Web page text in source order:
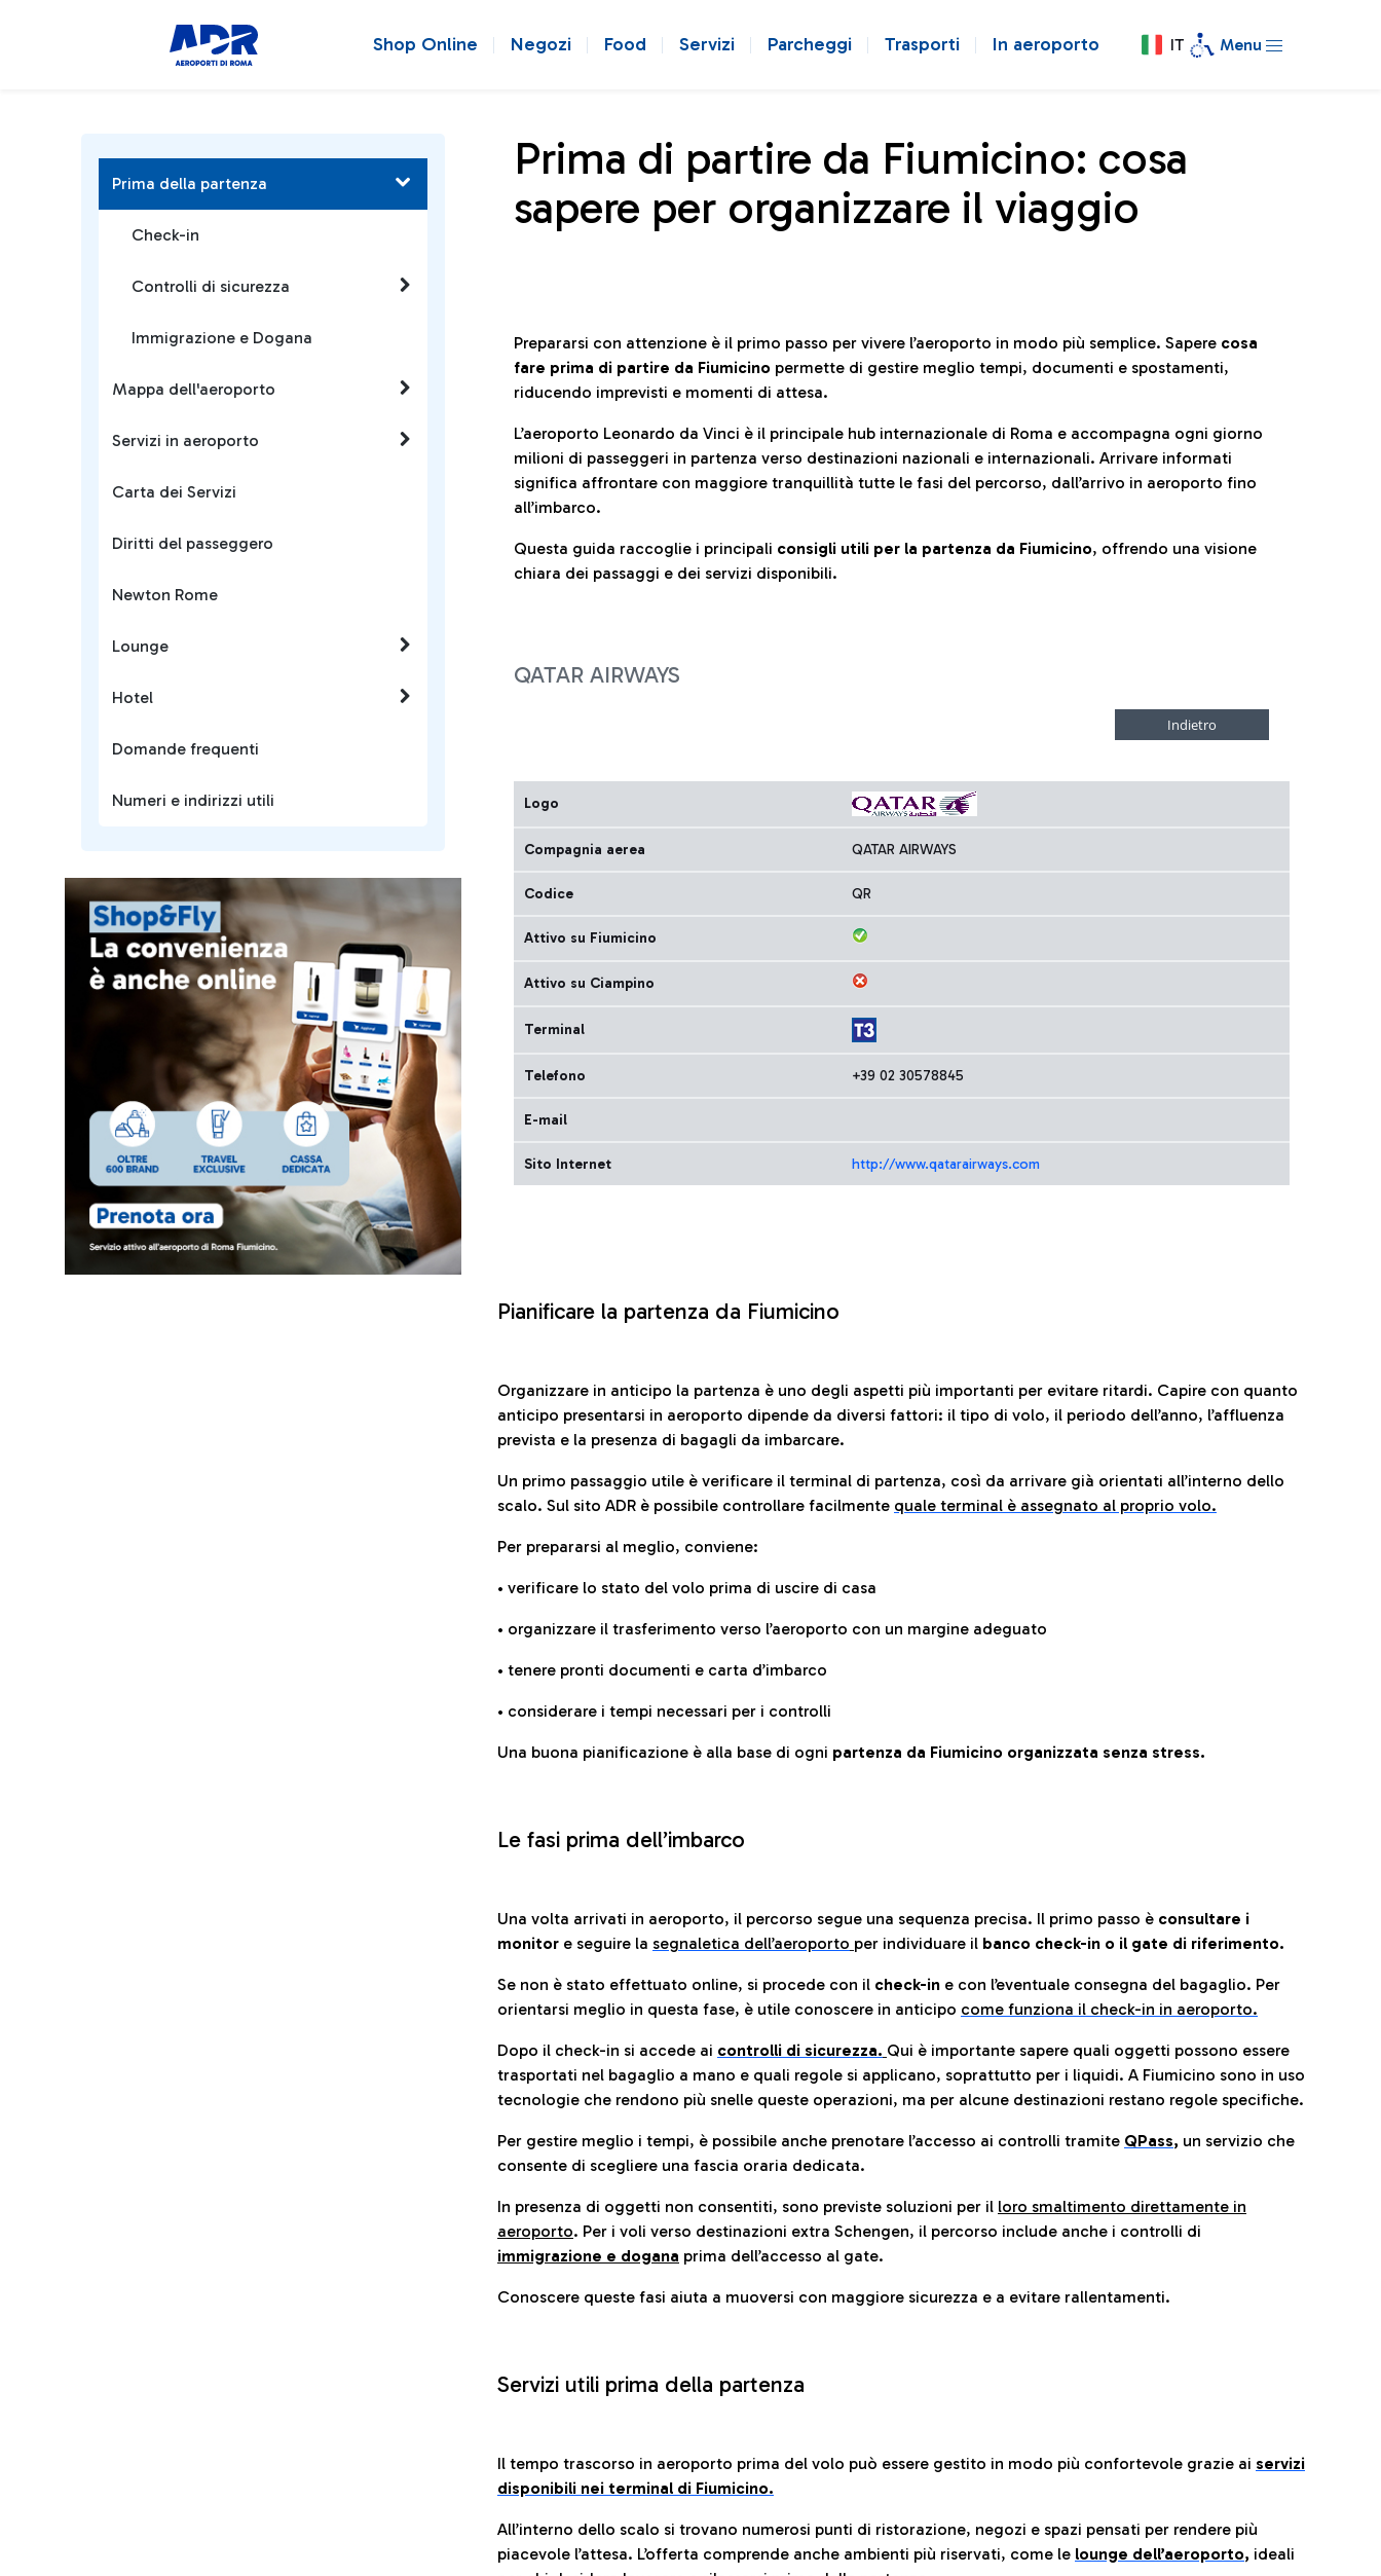
Shop Online Negozi Food Servizi Parcheggi Trasporti In aeroporto IT Menu
Prima di partire da Fiumicino: cosa
sapere per organizzare il viaggio
Prepararsi con attenzione è il primo passo per vivere l’aeroporto in modo più semplice. Sapere cosa
fare prima di partire da Fiumicino permette di gestire meglio tempi, documenti e spostamenti,
riducendo imprevisti e momenti di attesa.
L’aeroporto Leonardo da Vinci è il principale hub internazionale di Roma e accompagna ogni giorno
milioni di passeggeri in partenza verso destinazioni nazionali e internazionali. Arrivare informati
significa affrontare con maggiore tranquillità tutte le fasi del percorso, dall’arrivo in aeroporto fino
all’imbarco.
Questa guida raccoglie i principali consigli utili per la partenza da Fiumicino, offrendo una visione
chiara dei passaggi e dei servizi disponibili.
QATAR AIRWAYS
Logo
Compagnia aerea QATAR AIRWAYS
Codice QR
Attivo su Fiumicino
Attivo su Ciampino
Terminal
Telefono +39 02 30578845
E-mail
Sito Internet http://www.qatarairways.com
Pianificare la partenza da Fiumicino
Organizzare in anticipo la partenza è uno degli aspetti più importanti per evitare ritardi. Capire con quanto
anticipo presentarsi in aeroporto dipende da diversi fattori: il tipo di volo, il periodo dell’anno, l’affluenza
prevista e la presenza di bagagli da imbarcare.
Un primo passaggio utile è verificare il terminal di partenza, così da arrivare già orientati all’interno dello
scalo. Sul sito ADR è possibile controllare facilmente quale terminal è assegnato al proprio volo.
Per prepararsi al meglio, conviene:
• verificare lo stato del volo prima di uscire di casa
• organizzare il trasferimento verso l’aeroporto con un margine adeguato
• tenere pronti documenti e carta d’imbarco
• considerare i tempi necessari per i controlli
Una buona pianificazione è alla base di ogni partenza da Fiumicino organizzata senza stress.
Le fasi prima dell’imbarco
Una volta arrivati in aeroporto, il percorso segue una sequenza precisa. Il primo passo è consultare i
monitor e seguire la segnaletica dell’aeroporto per individuare il banco check-in o il gate di riferimento.
Se non è stato effettuato online, si procede con il check-in e con l’eventuale consegna del bagaglio. Per
orientarsi meglio in questa fase, è utile conoscere in anticipo come funziona il check-in in aeroporto.
Dopo il check-in si accede ai controlli di sicurezza. Qui è importante sapere quali oggetti possono essere
trasportati nel bagaglio a mano e quali regole si applicano, soprattutto per i liquidi. A Fiumicino sono in uso
tecnologie che rendono più snelle queste operazioni, ma per alcune destinazioni restano regole specifiche.
Per gestire meglio i tempi, è possibile anche prenotare l’accesso ai controlli tramite QPass, un servizio che
consente di scegliere una fascia oraria dedicata.
In presenza di oggetti non consentiti, sono previste soluzioni per il loro smaltimento direttamente in
aeroporto. Per i voli verso destinazioni extra Schengen, il percorso include anche i controlli di
immigrazione e dogana prima dell’accesso al gate.
Conoscere queste fasi aiuta a muoversi con maggiore sicurezza e a evitare rallentamenti.
Servizi utili prima della partenza
Il tempo trascorso in aeroporto prima del volo può essere gestito in modo più confortevole grazie ai servizi
disponibili nei terminal di Fiumicino.
All’interno dello scalo si trovano numerosi punti di ristorazione, negozi e spazi pensati per rendere più
piacevole l’attesa. L’offerta comprende anche ambienti più riservati, come le lounge dell’aeroporto, ideali
Prima della partenza
Check-in
Controlli di sicurezza
Immigrazione e Dogana
Mappa dell'aeroporto
Servizi in aeroporto
Carta dei Servizi
Diritti del passeggero
Newton Rome
Lounge
Hotel
Domande frequenti
Numeri e indirizzi utili